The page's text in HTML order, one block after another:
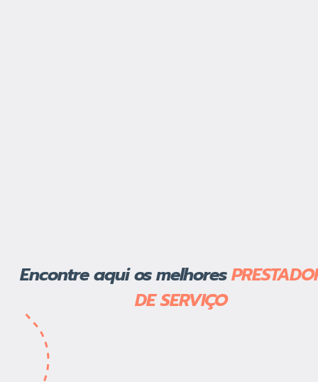
Encontre aqui os melhores
DE SERVIÇO